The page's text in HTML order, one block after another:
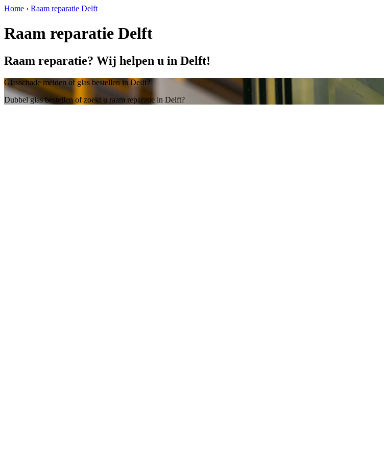
Home › Raam reparatie Delft
Raam reparatie Delft
Raam reparatie? Wij helpen u in Delft!
Glasschade melden of glas bestellen in Delft?
Dubbel glas bestellen of zoekt u raam reparatie in Delft?